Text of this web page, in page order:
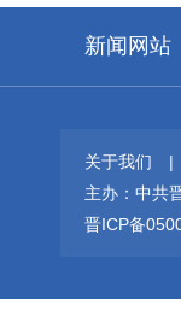
新闻网站
关于我们 |
主办：中共
晋ICP备